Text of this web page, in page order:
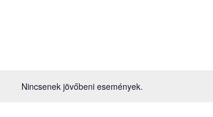
Nincsenek jövőbeni események.